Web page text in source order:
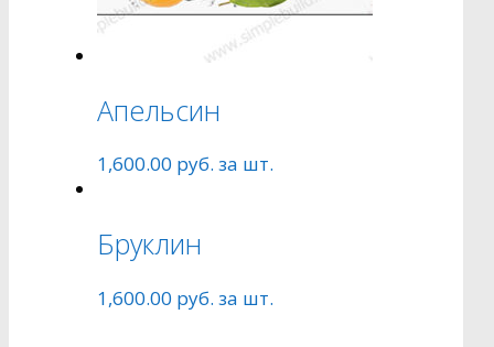
Апельсин
1,600.00 руб. за шт.
Бруклин
1,600.00 руб. за шт.